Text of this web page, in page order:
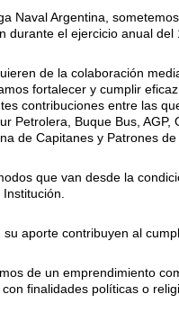
Naval Argentina,
el ejercicio anual
de la colaboración
fortalecer y cumplir
contribuciones entre las
Petrolera, Buque Bus,
de Capitanes y Patrones
que van desde la
aporte contribuyen al
de un emprendimiento
finalidades políticas o